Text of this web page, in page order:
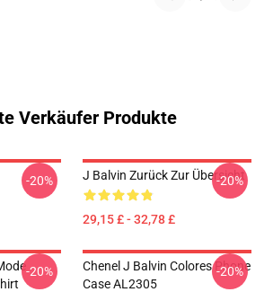
Verkäufer Produkte
-20% J Balvin Zurück Zur Übersicht
29,15 £ - 32,78 £
-20%
-20%
Chenel J Balvin Colores Phone
Case AL2305
-20%